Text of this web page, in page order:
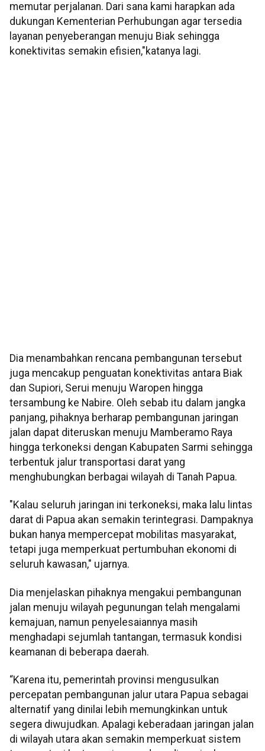
memutar perjalanan. Dari sana kami harapkan ada
dukungan Kementerian Perhubungan agar tersedia
layanan penyeberangan menuju Biak sehingga
konektivitas semakin efisien,"katanya lagi.
Dia menambahkan rencana pembangunan tersebut
juga mencakup penguatan konektivitas antara Biak
dan Supiori, Serui menuju Waropen hingga
tersambung ke Nabire. Oleh sebab itu dalam jangka
panjang, pihaknya berharap pembangunan jaringan
jalan dapat diteruskan menuju Mamberamo Raya
hingga terkoneksi dengan Kabupaten Sarmi sehingga
terbentuk jalur transportasi darat yang
menghubungkan berbagai wilayah di Tanah Papua.
"Kalau seluruh jaringan ini terkoneksi, maka lalu lintas
darat di Papua akan semakin terintegrasi. Dampaknya
bukan hanya mempercepat mobilitas masyarakat,
tetapi juga memperkuat pertumbuhan ekonomi di
seluruh kawasan," ujarnya.
Dia menjelaskan pihaknya mengakui pembangunan
jalan menuju wilayah pegunungan telah mengalami
kemajuan, namun penyelesaiannya masih
menghadapi sejumlah tantangan, termasuk kondisi
keamanan di beberapa daerah.
“Karena itu, pemerintah provinsi mengusulkan
percepatan pembangunan jalur utara Papua sebagai
alternatif yang dinilai lebih memungkinkan untuk
segera diwujudkan. Apalagi keberadaan jaringan jalan
di wilayah utara akan semakin memperkuat sistem